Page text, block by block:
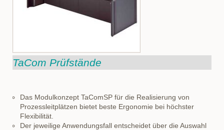
TaCom Prüfstände
Das Modulkonzept TaComSP für die Realisierung von
Prozessleitplätzen bietet beste Ergonomie bei höchster
Flexibilität.
Der jeweilige Anwendungsfall entscheidet über die Auswahl